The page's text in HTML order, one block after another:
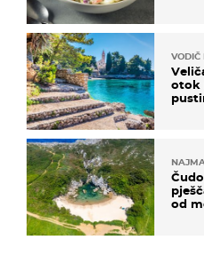
VODIČ
otok
od